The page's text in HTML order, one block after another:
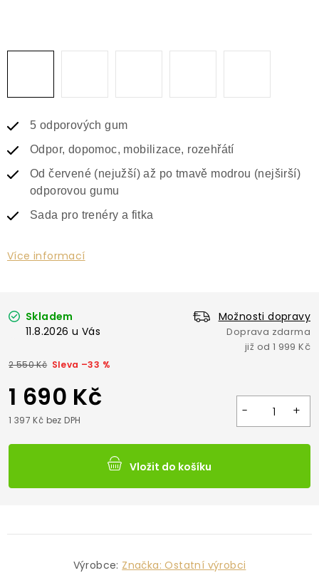
5 odporových gum
Odpor, dopomoc, mobilizace, rozehřátí
Od červené (nejužší) až po tmavě modrou (nejširší)
odporovou gumu
Sada pro trenéry a fitka
Více informací
Skladem
Možnosti dopravy
11.8.2026
2 550 Kč –33 %
1 690 Kč
1 397 Kč bez DPH
Vložit do košíku
Výrobce: Značka:Ostatní výrobci